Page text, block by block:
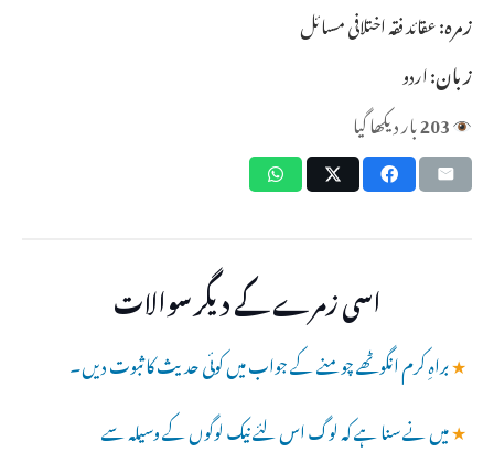
زمرہ:عقائد فقہ اختلافی مسائل
زبان:اردو
203بار دیکھا گیا
اسی زمرے کے دیگر سوالات
★براہِ کرم انگوٹھے چومنے کے جواب میں کوئی حدیث کا ثبوت دیں۔
★میں نے سنا ہے کہ لوگ اس لئے نیک لوگوں کے وسیلہ سے